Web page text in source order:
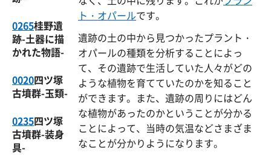
0265桂野遺
跡-土器に描
かれた物語-
0020四ツ塚
古墳群-玉類-
0235四ツ塚
古墳群-装身
具-
ト・オパールです。
遺跡の土の中から見つかったプラント・
オパールの種類を分析することによっ
て、その遺跡で生活していた人々がどの
ような植物を育てていたのかを知ること
ができます。また、遺跡の周りにはどん
な植物があったのかということが分かる
ことによって、当時の気温などさまざま
なことが分かりようになります。